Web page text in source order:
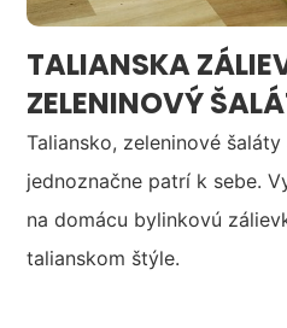
TALIANSKA
ZELENINOVÝ
Taliansko, zeleninové
jednoznačne patrí k sebe.
na domácu bylinkovú
talianskom štýle.